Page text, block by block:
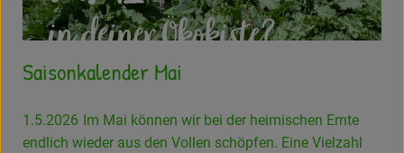
Saisonkalender Mai
1.5.2026 Im Mai können wir bei der heimischen Ernte
endlich wieder aus den Vollen schöpfen. Eine Vielzahl